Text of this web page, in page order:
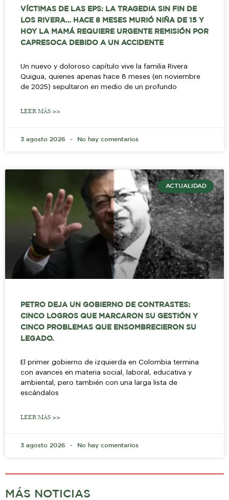
VÍCTIMAS DE LAS EPS: LA TRAGEDIA SIN FIN DE
LOS RIVERA… HACE 8 MESES MURIÓ NIÑA DE 15 Y
HOY LA MAMÁ REQUIERE URGENTE REMISIÓN POR
CAPRESOCA DEBIDO A UN ACCIDENTE
Un nuevo y doloroso capítulo vive la familia Rivera
Quigua, quienes apenas hace 8 meses (en noviembre
de 2025) sepultaron en medio de un profundo
LEER MÁS >>
3 agosto 2026 No hay comentarios
ACTUALIDAD
PETRO DEJA UN GOBIERNO DE CONTRASTES:
CINCO LOGROS QUE MARCARON SU GESTIÓN Y
CINCO PROBLEMAS QUE ENSOMBRECIERON SU
LEGADO.
El primer gobierno de izquierda en Colombia termina
con avances en materia social, laboral, educativa y
ambiental, pero también con una larga lista de
escándalos
LEER MÁS >>
3 agosto 2026 No hay comentarios
MÁS NOTICIAS